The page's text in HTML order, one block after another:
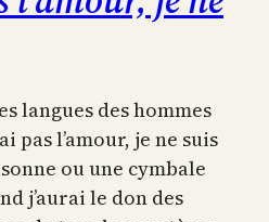
langues des hommes
pas l’amour, je ne suis
ou une cymbale
j’aurai le don des